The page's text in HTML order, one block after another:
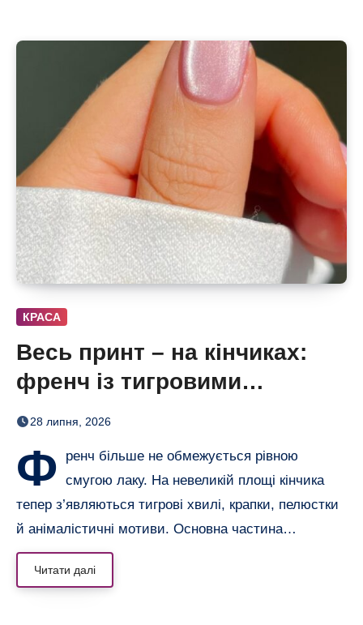
КРАСА
Весь принт – на кінчиках:
френч із тигровими
смугами, квітами і хвилями
28 липня, 2026
Ф
ренч більше не обмежується рівною
смугою лаку. На невеликій площі кінчика
тепер з’являються тигрові хвилі, крапки, пелюстки
й анімалістичні мотиви. Основна частина…
Читати далі